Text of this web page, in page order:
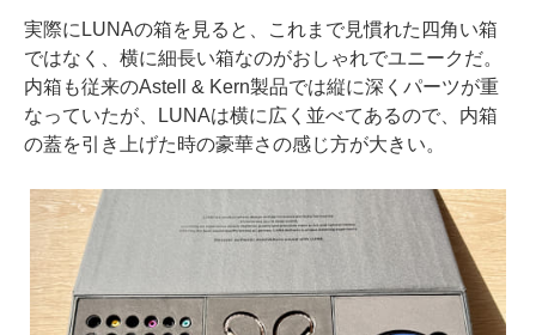
実際にLUNAの箱を見ると、これまで見慣れた四角い箱
ではなく、横に細長い箱なのがおしゃれでユニークだ。
内箱も従来のAstell & Kern製品では縦に深くパーツが重
なっていたが、LUNAは横に広く並べてあるので、内箱
の蓋を引き上げた時の豪華さの感じ方が大きい。